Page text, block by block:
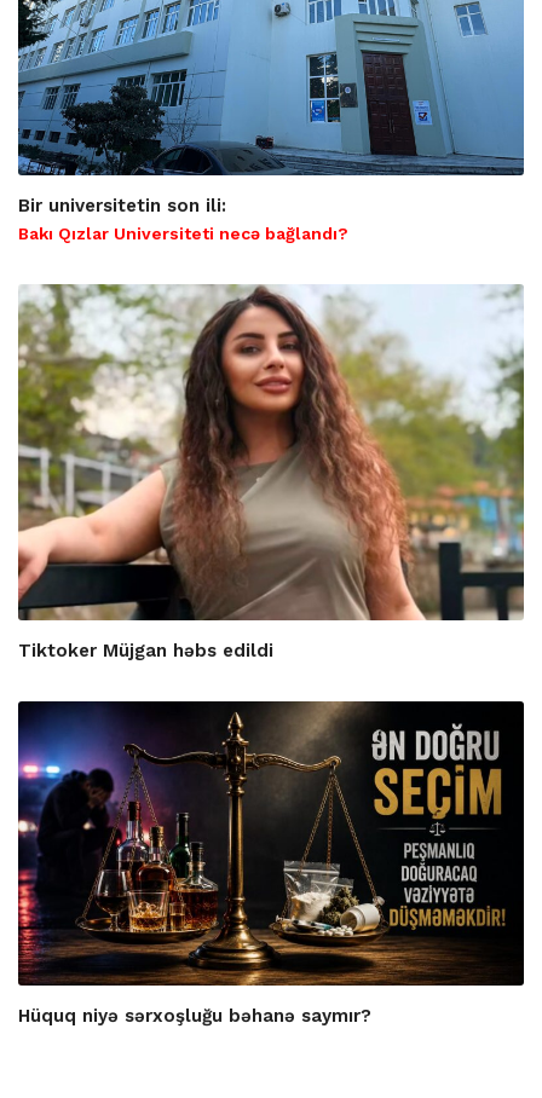
Bir universitetin son ili:
Bakı Qızlar Universiteti necə bağlandı?
Tiktoker Müjgan həbs edildi
Hüquq niyə sərxoşluğu bəhanə saymır?